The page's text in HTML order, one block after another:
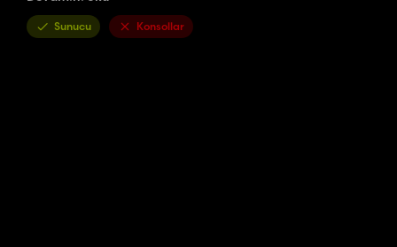
- Parafanghi.
Sunucu Konsollar